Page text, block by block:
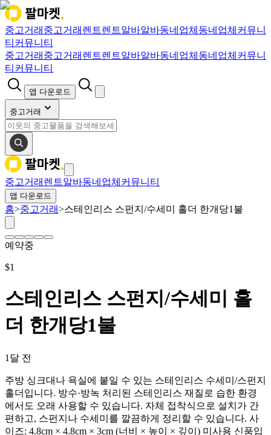
중고거래 중고거래 렌트렌트알바알바동네업체 동네업체 커뮤니
티 커뮤니티
중고거래 중고거래 렌트렌트알바알바동네업체 동네업체 커뮤니
티 커뮤니티
앱 다운로드
중고거래
중고거래 렌트알바동네업체 커뮤니티
앱 다운로드
홈>중고거래>스테인리스 스펀지/수세미 홀더 한개당1불
예약중
$1
스테인리스 스펀지/수세미 홀
더 한개당1불
1달 전
주방 싱크대나 욕실에 붙일 수 있는 스테인리스 수세미/스펀지
홀더입니다. 방수·방녹 처리된 스테인리스 재질로 습한 환경
에서도 오래 사용할 수 있습니다. 자체 접착식으로 설치가 간
편하고, 스펀지나 수세미를 깔끔하게 정리할 수 있습니다. 사
이즈: 4.8cm × 4.8cm × 3cm (너비 × 높이 × 깊이) 미사용 신품입